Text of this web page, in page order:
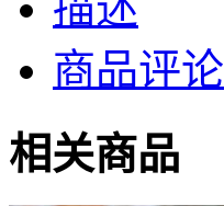
商品评论
相关商品